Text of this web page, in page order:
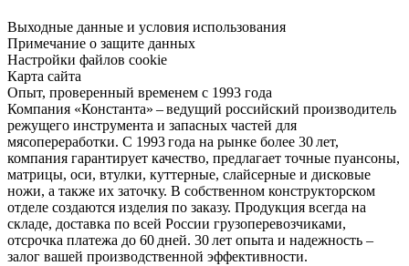
Выходные данные и условия использования
Примечание о защите данных
Настройки файлов cookie
Карта сайта
Опыт, проверенный временем с 1993 года
Компания «Константа» – ведущий российский производитель
режущего инструмента и запасных частей для
мясопереработки. С 1993 года на рынке более 30 лет,
компания гарантирует качество, предлагает точные пуансоны,
матрицы, оси, втулки, куттерные, слайсерные и дисковые
ножи, а также их заточку. В собственном конструкторском
отделе создаются изделия по заказу. Продукция всегда на
складе, доставка по всей России грузоперевозчиками,
отсрочка платежа до 60 дней. 30 лет опыта и надежность –
залог вашей производственной эффективности.